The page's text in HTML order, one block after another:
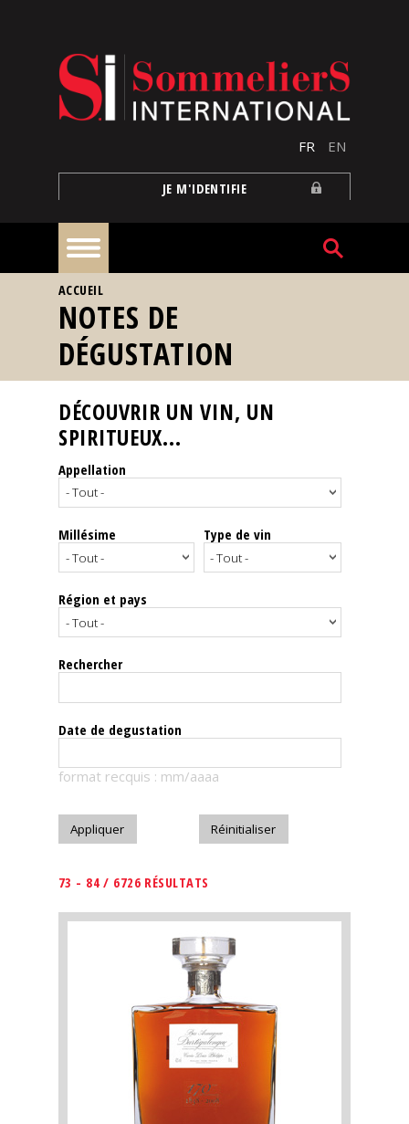
FR EN
JE M'IDENTIFIE
À
la
une
Reportages
Nos
Spiritueux
Notes
dégustation
Le
magazine
Télécharger
VOUS ÊTES ICI
ACCUEIL
NOTES DE
DÉGUSTATION
DÉCOUVRIR UN VIN, UN
SPIRITUEUX...
Appellation
Millésime Type de vin
Région et pays
Rechercher
Date de degustation
format recquis : mm/aaaa
73 - 84 / 6726 RÉSULTATS